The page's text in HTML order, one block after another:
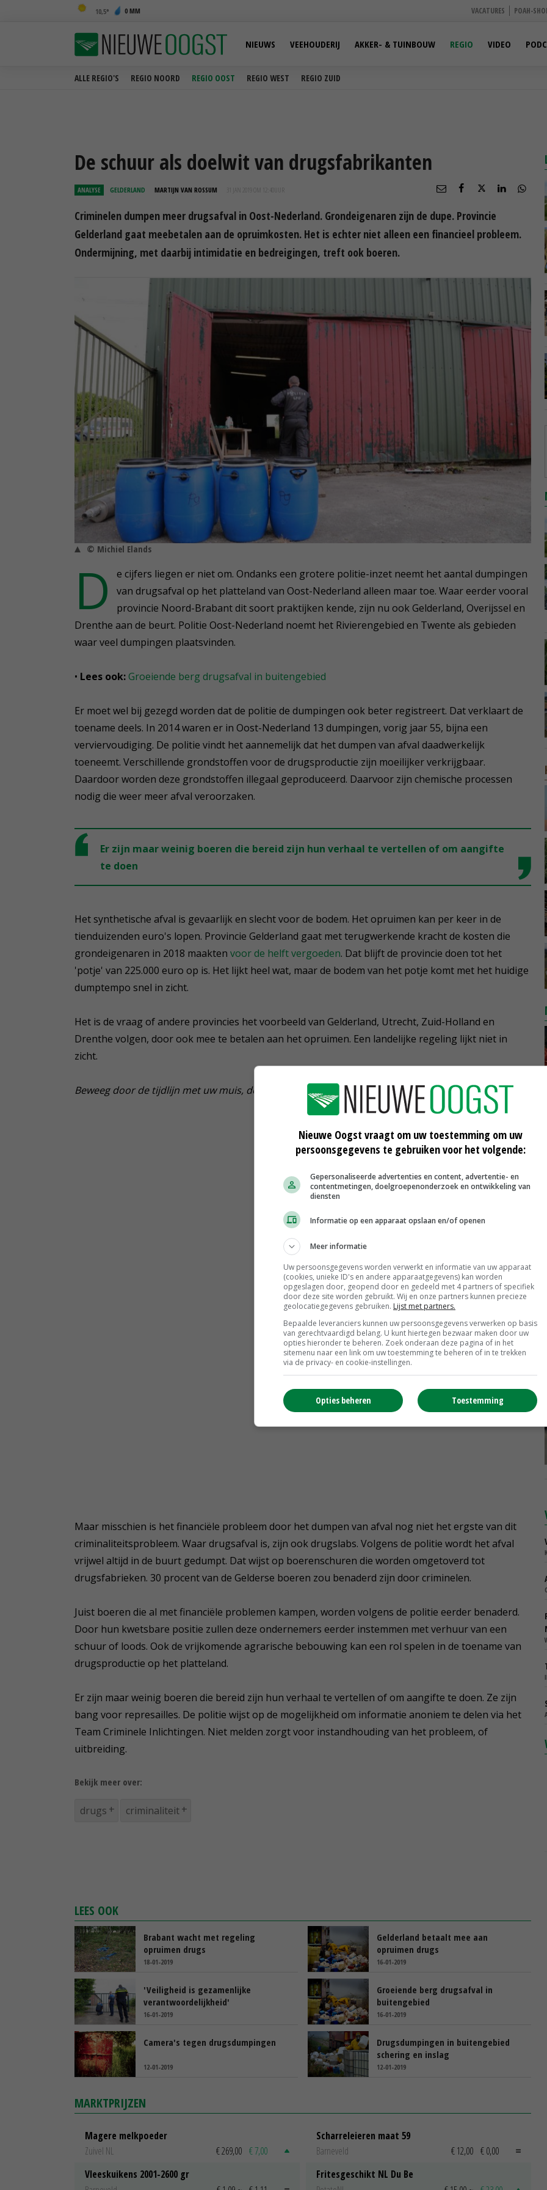
10,5 0 MM VACATURES POAH-
ALLE REGIO'S REGIO NOORD REGIO OOST REGIO WEST REGIO ZUID
NIEUWS VEEHOUDERIJ AKKER- & TUINBOUW REGIO VIDEO
De schuur als doelwit van drugsfabrikanten
ANALYSE GELDERLAND MARTIJN VAN ROSSUM 31 JAN 2019 OM 12:40
Criminelen dumpen meer drugsafval in Oost-Nederland. Grondeigenaren zijn de dupe. Provincie
Gelderland gaat meebetalen aan de opruimkosten. Het is echter niet alleen een financieel probleem.
Ondermijning, met daarbij intimidatie en bedreigingen, treft ook boeren.
© Michiel Elands
D
e cijfers liegen er niet om. Ondanks een grotere politie-inzet neemt het aantal dumpingen
van drugsafval op het platteland van Oost-Nederland alleen maar toe. Waar eerder vooral
provincie Noord-Brabant dit soort praktijken kende, zijn nu ook Gelderland, Overijssel en
Drenthe aan de beurt. Politie Oost-Nederland noemt het Rivierengebied en Twente als gebieden
waar veel dumpingen plaatsvinden.
• Lees ook: Groeiende berg drugsafval in buitengebied
Er moet wel bij gezegd worden dat de politie de dumpingen ook beter registreert. Dat verklaart de
toename deels. In 2014 waren er in Oost-Nederland 13 dumpingen, vorig jaar 55, bijna een
verviervoudiging. De politie vindt het aannemelijk dat het dumpen van afval daadwerkelijk
toeneemt. Verschillende grondstoffen voor de drugsproductie zijn moeilijker verkrijgbaar.
Daardoor worden deze grondstoffen illegaal geproduceerd. Daarvoor zijn chemische processen
nodig die weer meer afval veroorzaken.
Er zijn maar weinig boeren die bereid zijn hun verhaal te vertellen of om aangifte
te doen
Het synthetische afval is gevaarlijk en slecht voor de bodem. Het opruimen kan per keer in de
tienduizenden euro's lopen. Provincie Gelderland gaat met terugwerkende kracht de kosten die
grondeigenaren in 2018 maakten voor de helft vergoeden. Dat blijft de provincie doen tot het
'potje' van 225.000 euro op is. Het lijkt heel wat, maar de bodem van het potje komt met het huidige
dumptempo snel in zicht.
Het is de vraag of andere provincies het voorbeeld van Gelderland, Utrecht, Zuid-Holland en
Drenthe volgen, door ook mee te betalen aan het opruimen. Een landelijke regeling lijkt niet in
zicht.
Beweeg door de tijdlijn met uw muis, de pijlen op uw toetsenbord of door te swipen.
Maar misschien is het financiële probleem door het dumpen van afval nog niet het ergste van dit
criminaliteitsprobleem. Waar drugsafval is, zijn ook drugslabs. Volgens de politie wordt het afval
vrijwel altijd in de buurt gedumpt. Dat wijst op boerenschuren die worden omgetoverd tot
drugsfabrieken. 30 procent van de Gelderse boeren zou benaderd zijn door criminelen.
Juist boeren die al met financiële problemen kampen, worden volgens de politie eerder benaderd.
Door hun kwetsbare positie zullen deze ondernemers eerder instemmen met verhuur van een
schuur of loods. Ook de vrijkomende agrarische bebouwing kan een rol spelen in de toename van
drugsproductie op het platteland.
Er zijn maar weinig boeren die bereid zijn hun verhaal te vertellen of om aangifte te doen. Ze zijn
bang voor represailles. De politie wijst op de mogelijkheid om informatie anoniem te delen via het
Team Criminele Inlichtingen. Niet melden zorgt voor instandhouding van het probleem, of
uitbreiding.
Bekijk meer over:
drugs criminaliteit
LEES OOK
Brabant wacht met regeling
opruimen drugs
18-01-2019
Gelderland betaalt mee aan
opruimen drugs
16-01-2019
'Veiligheid is gezamenlijke
verantwoordelijkheid'
16-01-2019
Groeiende berg drugsafval in
buitengebied
16-01-2019
Camera's tegen drugsdumpingen
12-01-2019
Drugsdumpingen in buitengebied
schering en inslag
12-01-2019
MARKTPRIJZEN
Magere melkpoeder
Zuivel NL
€ 269,00 € 7,00
Vleeskuikens 2001-2600 gr
Scharreleieren maat 59
Barneveld
€ 12,00 € 0,00
Fritesgeschikt NL Du Be
Nieuwe Oogst vraagt om uw toestemming om uw
persoonsgegevens te gebruiken voor het volgende:
Gepersonaliseerde advertenties en content, advertentie- en
contentmetingen, doelgroepenonderzoek en ontwikkeling van
diensten
Informatie op een apparaat opslaan en/of openen
Meer informatie
Uw persoonsgegevens worden verwerkt en informatie van uw apparaat
(cookies, unieke ID's en andere apparaatgegevens) kan worden
opgeslagen door, geopend door en gedeeld met 4 partners of specifiek
door deze site worden gebruikt. Wij en onze partners kunnen precieze
geolocatiegegevens gebruiken. Lijst met partners.
Bepaalde leveranciers kunnen uw persoonsgegevens verwerken op basis
van gerechtvaardigd belang. U kunt hiertegen bezwaar maken door uw
opties hieronder te beheren. Zoek onderaan deze pagina of in het
sitemenu naar een link om uw toestemming te beheren of in te trekken
via de privacy- en cookie-instellingen.
Toestemming
Opties beheren